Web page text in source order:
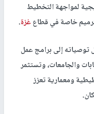
لمواجهة التخطيط
خاصة في قطاعغزة.
توصياته إلى برامج عمل
والجامعات، وتستثمر
ومعمارية تعزز